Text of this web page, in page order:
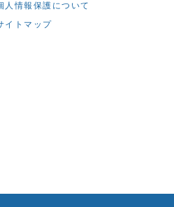
人情報保護について
イトマップ